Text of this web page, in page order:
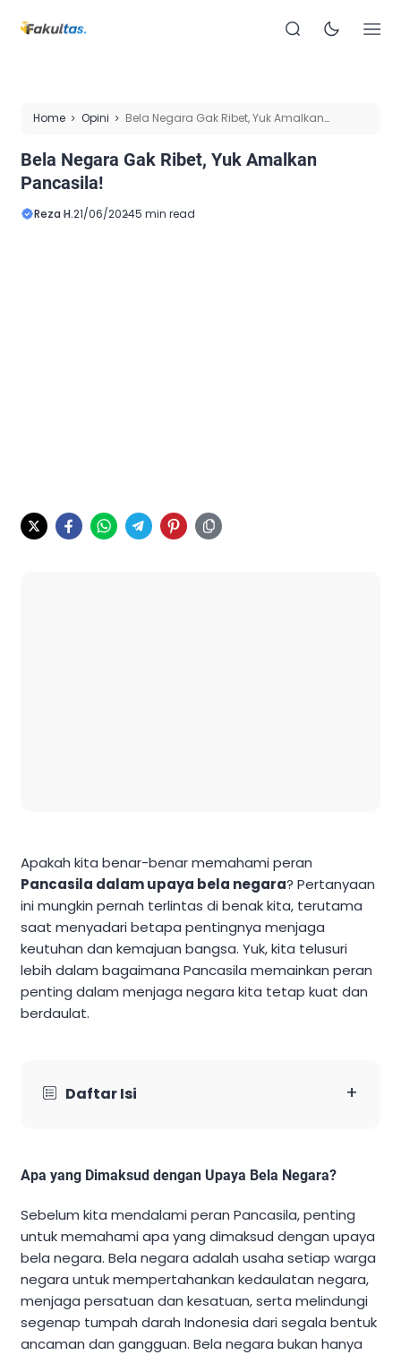
Home Opini
Bela Negara Gak Ribet, Yuk Amalkan
Bela Negara Gak Ribet, Yuk Amalkan
Pancasila!
Reza H.21/06/20245 min read
Apakah kita benar-benar memahami peran
Pancasila dalam upaya bela negara? Pertanyaan
ini mungkin pernah terlintas di benak kita, terutama
saat menyadari betapa pentingnya menjaga
keutuhan dan kemajuan bangsa. Yuk, kita telusuri
lebih dalam bagaimana Pancasila memainkan peran
penting dalam menjaga negara kita tetap kuat dan
berdaulat.
Daftar Isi +
Apa yang Dimaksud dengan Upaya Bela Negara?
Sebelum kita mendalami peran Pancasila, penting
untuk memahami apa yang dimaksud dengan upaya
bela negara. Bela negara adalah usaha setiap warga
negara untuk mempertahankan kedaulatan negara,
menjaga persatuan dan kesatuan, serta melindungi
segenap tumpah darah Indonesia dari segala bentuk
ancaman dan gangguan. Bela negara bukan hanya